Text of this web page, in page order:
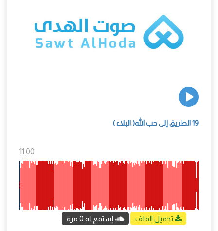
19 الطريق إلى حب الله( البلاء )
11:00
تحميل الملف إستمع له 0 مرة